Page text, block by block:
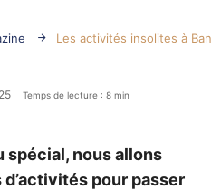
Les activités insolites à
Temps de lecture : 8 min
spécial, nous allons
pour passer